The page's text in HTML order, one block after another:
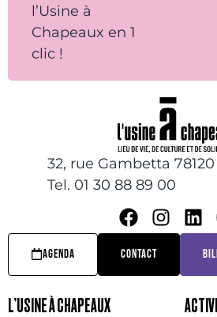
l’Usine à
Chapeaux en 1
clic !
32, rue Gambetta
Tel. 01 30 88 89 00
AGENDA CONTACT
L’USINE À CHAPEAUX